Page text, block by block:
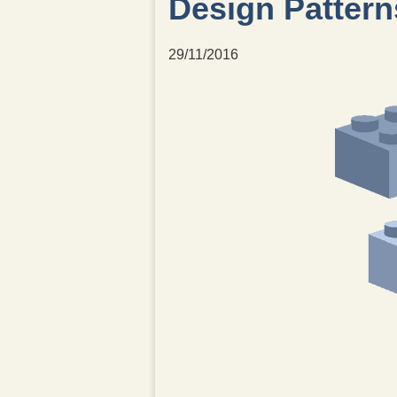
Design
29/11/2016